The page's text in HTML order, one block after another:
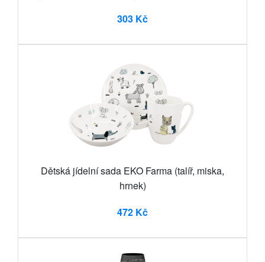
303 Kč
Dětská jídelní sada EKO Farma (talíř, miska,
hrnek)
472 Kč